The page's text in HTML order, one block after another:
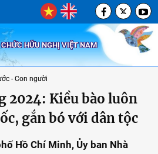
HỮU NGHỊ VIỆT NAM
- Con người
2024: Kiều bào luôn
gắn bó với dân tộc
Hồ Chí Minh, Ủy ban Nhà